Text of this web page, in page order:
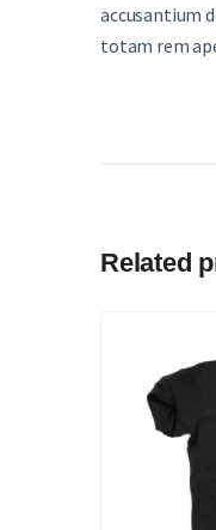
accusantium
totam rem
Related